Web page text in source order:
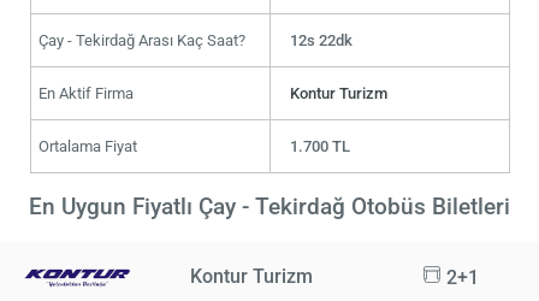
Çay - Tekirdağ Arası Kaç Saat? 12s 22dk
En Aktif Firma Kontur Turizm
Ortalama Fiyat 1.700 TL
En Uygun Fiyatlı Çay - Tekirdağ Otobüs Biletleri
Kontur Turizm 2+1